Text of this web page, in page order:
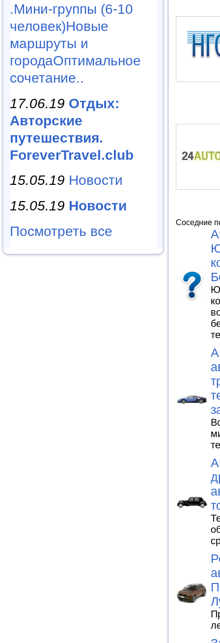
.Мини-группы (6-10
человек)Новые
маршруты и
городаОптимальное
сочетание..
17.06.19 Отдых:
Авторские
путешествия.
ForeverTravel.club
15.05.19 Новости
15.05.19 Новости
Посмотреть все
Соседние